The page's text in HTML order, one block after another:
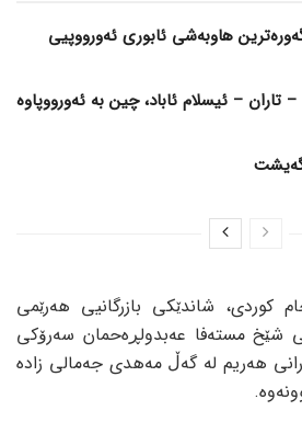
هاوبەشی ئابوری ئەورووپیی
– ئیسلام ئاباد، چین بە ئەورووپاوە
کوردی، شاندێکی بازرگانیی هەرێمی
شێخ مستەفا عەبدولڕەحمان سەرۆکی
هەریم لە گەڵ مەهدی جەمالی زادە